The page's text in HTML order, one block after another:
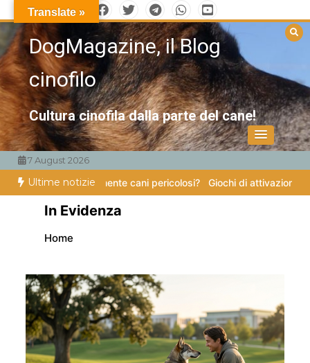
al
contenutoDogMagazine, il Blog
cinofilo
Cultura cinofila dalla parte del cane!
7 August 2026
Ultime notizie
cani pericolosi? Giochi di attivazione mentale – il piatto
In Evidenza
Home
Translate »